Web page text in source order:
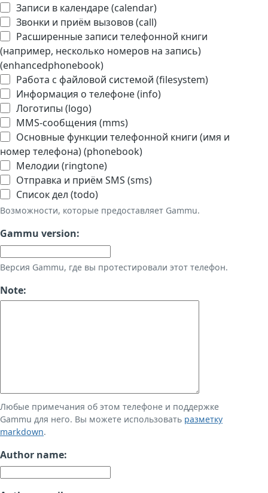
Записи в календаре (calendar)
Звонки и приём вызовов (call)
Расширенные записи телефонной книги
(например, несколько номеров на запись)
(enhancedphonebook)
Работа с файловой системой (filesystem)
Информация о телефоне (info)
Логотипы (logo)
MMS-сообщения (mms)
Основные функции телефонной книги (имя и
номер телефона) (phonebook)
Мелодии (ringtone)
Отправка и приём SMS (sms)
Список дел (todo)
Возможности, которые предоставляет Gammu.
Gammu version:
Версия Gammu, где вы протестировали этот телефон.
Note:
Любые примечания об этом телефоне и поддержке
Gammu для него. Вы можете использовать разметку
markdown.
Author name: